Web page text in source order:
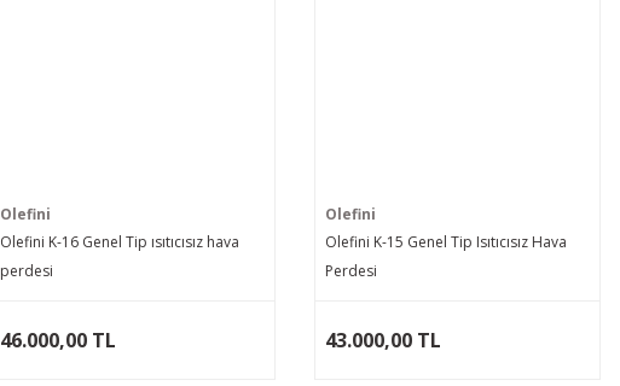
Olefini
Olefini K-16 Genel Tip ısıtıcısız hava
perdesi
46.000,00 TL
Olefini
Olefini K-15 Genel Tip Isıtıcısız Hava
Perdesi
43.000,00 TL